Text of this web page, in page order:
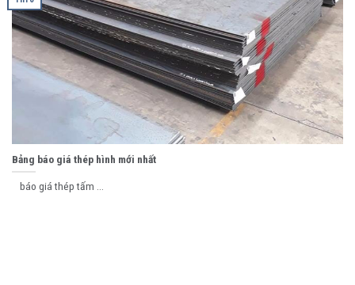
Bảng báo giá thép hình mới nhất
báo giá thép tấm ...